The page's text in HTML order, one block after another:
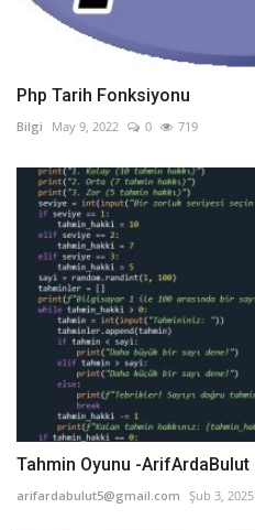
Php Tarih Fonksiyonu
Bilgi May 9, 2022 0 719
Tahmin Oyunu -ArifArdaBulut
arifardabulut5@gmail.com Şub 3, 2025